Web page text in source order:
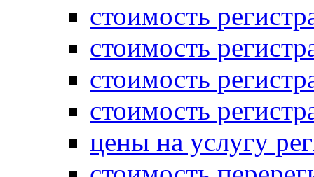
стоимость
стоимость
стоимость
стоимость
цены на услугу